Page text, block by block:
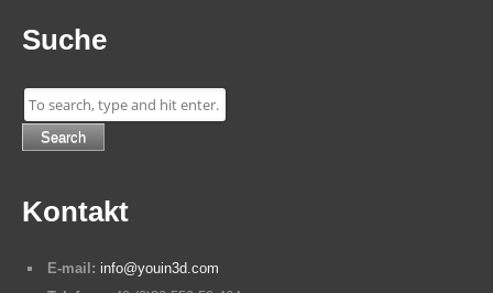
Suche
Search
Kontakt
E-mail: info@youin3d.com